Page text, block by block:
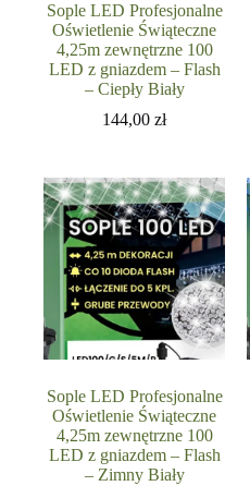
Sople LED Profesjonalne
Oświetlenie Świąteczne
4,25m zewnętrzne 100
LED z gniazdem – Flash
– Ciepły Biały
144,00zł
Sople LED Profesjonalne
Oświetlenie Świąteczne
4,25m zewnętrzne 100
LED z gniazdem – Flash
– Zimny Biały